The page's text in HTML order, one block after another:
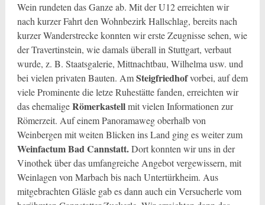
Wein rundeten das Ganze ab. Mit der U12 erreichten wir
nach kurzer Fahrt den Wohnbezirk Hallschlag, bereits nach
kurzer Wanderstrecke konnten wir erste Zeugnisse sehen, wie
der Travertinstein, wie damals überall in Stuttgart, verbaut
wurde, z. B. Staatsgalerie, Mittnachtbau, Wilhelma usw. und
bei vielen privaten Bauten. AmSteigfriedhofvorbei, auf dem
viele Prominente die letze Ruhestätte fanden, erreichten wir
das ehemaligeRömerkastellmit vielen Informationen zur
Römerzeit. Auf einem Panoramaweg oberhalb von
Weinbergen mit weiten Blicken ins Land ging es weiter zum
Weinfactum Bad Cannstatt.Dort konnten wir uns in der
Vinothek über das umfangreiche Angebot vergewissern, mit
Weinlagen von Marbach bis nach Untertürkheim. Aus
mitgebrachten Gläsle gab es dann auch ein Versucherle vom